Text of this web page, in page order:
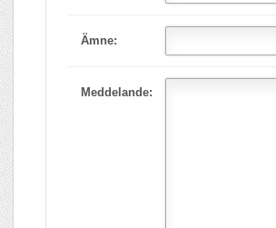
Ämne:
Meddelande: